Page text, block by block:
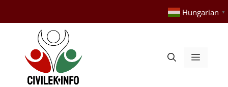
tartalomba
Hungarian ▼
Menü